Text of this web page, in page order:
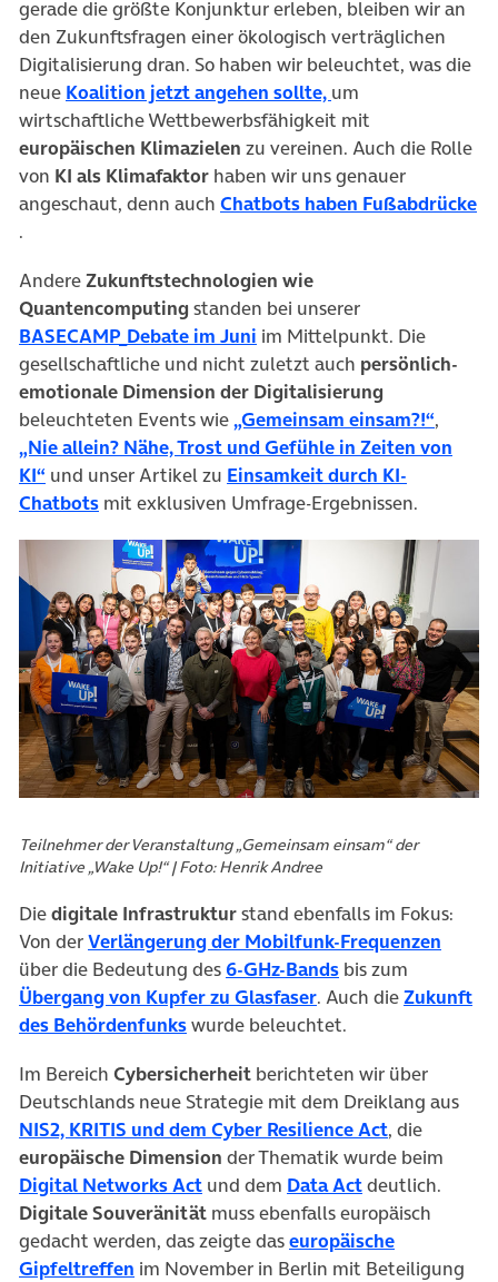
gerade die größte Konjunktur erleben, bleiben wir an
den Zukunftsfragen einer ökologisch verträglichen
Digitalisierung dran. So haben wir beleuchtet, was die
neue Koalition jetzt angehen sollte, (öffnet in neuem
um
wirtschaftliche Wettbewerbsfähigkeit mit
europäischen Klimazielen zu vereinen. Auch die Rolle
von KI als Klimafaktor haben wir uns genauer
angeschaut, denn auch Chatbots haben Fußabdrücke
(öffnet in neuem Tab)
.
AndereZukunftstechnologien wie
Quantencomputing standen bei unserer
BASECAMP_Debate im Juni (öffnet in neuem Tab)
im Mittelpunkt. Die
gesellschaftliche und nicht zuletzt auch persönlich-
emotionale Dimension der Digitalisierung
beleuchteten Events wie„Gemeinsam einsam?!“(öffnet
,
„Nie allein? Nähe, Trost und Gefühle in Zeiten von
KI“ (öffnet in neuem Tab)
und unser Artikel zu Einsamkeit durch KI-
Chatbots(öffnet in neuem Tab)
mit exklusiven Umfrage-Ergebnissen.
Teilnehmer der Veranstaltung „Gemeinsam einsam“ der
Initiative „Wake Up!“ | Foto: Henrik Andree
Diedigitale Infrastrukturstand ebenfalls im Fokus:
Von derVerlängerung der Mobilfunk-Frequenzen
über die Bedeutung des 6-GHz-Bands(öffnet in neuem
bis zum
Übergang von Kupfer zu Glasfaser(öffnet in neuem
. Auch dieZukunft
des Behördenfunks(öffnet in neuem Tab)
wurde beleuchtet.
Im Bereich Cybersicherheit berichteten wir über
Deutschlands neue Strategie mit dem Dreiklang aus
NIS2, KRITIS und dem Cyber Resilience Act(öffnet in
, die
europäische Dimension der Thematik wurde beim
Digital Networks Act(öffnet in neuem Tab)
und dem Data Act(öffnet in
deutlich.
Digitale Souveränität muss ebenfalls europäisch
gedacht werden, das zeigte daseuropäische
Gipfeltreffen (öffnet in neuem Tab)
im November in Berlin mit Beteiligung